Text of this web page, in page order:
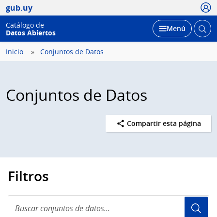
gub.uy
Catálogo de
Datos Abiertos
Desplegar
Menú Abrir
Inicio Conjuntos de Datos
Conjuntos de Datos
Compartir esta página
Filtros
conjuntos